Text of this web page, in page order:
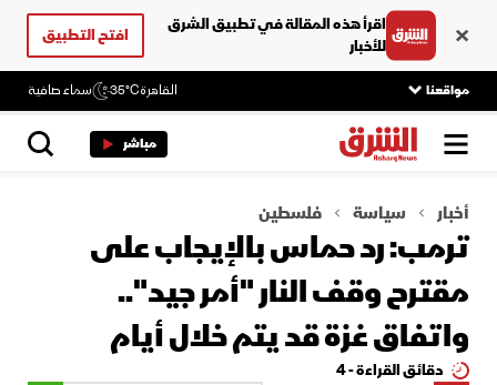
اقرأ هذه المقالة في تطبيق الشرق
للأخبار
افتح التطبيق
مواقعنا القاهرة35°C سماء صافية
مباشر
أخبار سياسة فلسطين
ترمب: رد حماس بالإيجاب على
مقترح وقف النار "أمر جيد"..
واتفاق غزة قد يتم خلال أيام
دقائق القراءة - 4